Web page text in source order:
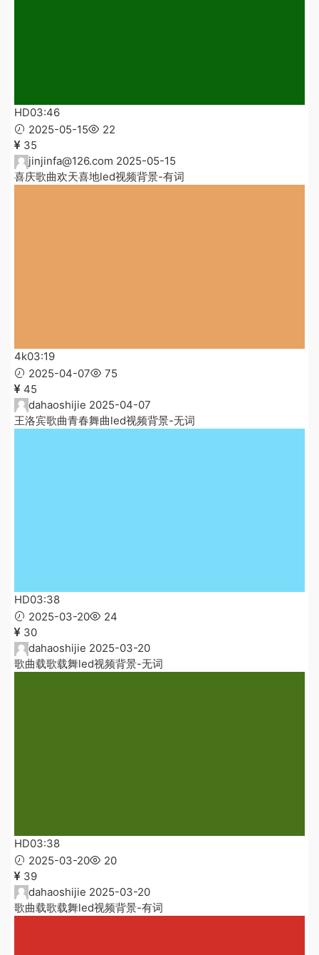
HD03:46
2025-05-15
22
35
jinjinfa@126.com 2025-05-15
喜庆歌曲欢天喜地led视频背景-有词
4k03:19
2025-04-07
75
45
dahaoshijie 2025-04-07
王洛宾歌曲青春舞曲led视频背景-无词
HD03:38
2025-03-20
24
30
dahaoshijie 2025-03-20
歌曲载歌载舞led视频背景-无词
HD03:38
2025-03-20
20
39
dahaoshijie 2025-03-20
歌曲载歌载舞led视频背景-有词